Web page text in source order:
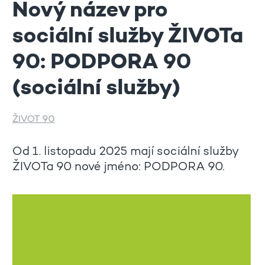
Nový název pro
sociální služby ŽIVOTa
90: PODPORA 90
(sociální služby)
ŽIVOT 90
Od 1. listopadu 2025 mají sociální služby
ŽIVOTa 90 nové jméno: PODPORA 90.